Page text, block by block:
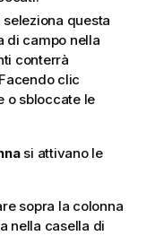
seleziona questa
di campo nella
conterrà
clic
o sbloccate le
si attivano le
sopra la colonna
nella casella di